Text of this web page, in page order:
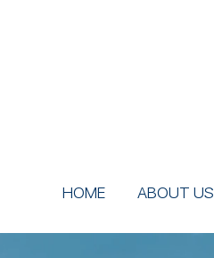
HOME ABOUT US